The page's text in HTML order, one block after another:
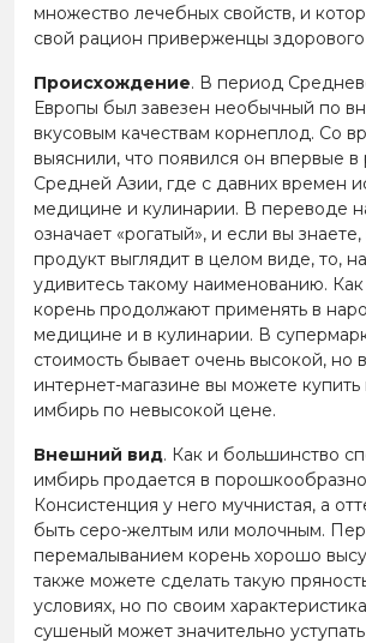
множество лечебных свойств, и
свой рацион приверженцы
Происхождение. В период
Европы был завезен необычный по
вкусовым качествам корнеплод. Со
выяснили, что появился он впервые в
Средней Азии, где с давних времен
медицине и кулинарии. В переводе
означает «рогатый», и если вы знаете,
продукт выглядит в целом виде, то,
удивитесь такому наименованию.
корень продолжают применять в
медицине и в кулинарии. В
стоимость бывает очень высокой, но
интернет-магазине вы можете
имбирь по невысокой цене.
Внешний вид. Как и большинство
имбирь продается в
Консистенция у него мучнистая, а
быть серо-желтым или молочным.
перемалыванием корень хорошо
также можете сделать такую
условиях, но по своим
сушеный может значительно уступать